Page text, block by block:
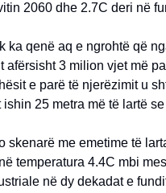
2060 dhe 2.7C deri në
ka qenë aq e ngrohtë që
afërsisht 3 milion vjet më
e parë të njerëzimit u
ishin 25 metra më të lartë
skenarë me emetime të
temperatura 4.4C mbi
në dy dekadat e